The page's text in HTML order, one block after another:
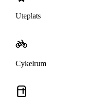
Uteplats
Cykelrum